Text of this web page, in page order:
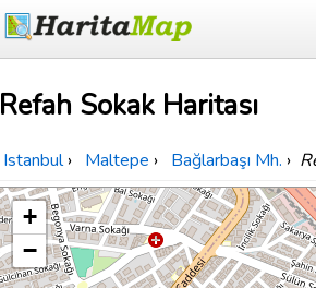
Refah Sokak Haritası
Istanbul › Maltepe › Bağlarbaşı Mh. ›
+
−